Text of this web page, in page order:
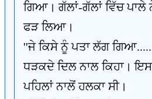
ਗਿਆ। ਗੱਲਾਂ-ਗੱਲਾਂ ਵਿੱਚ ਪਾਲੇ
ਫੜ ਲਿਆ।
''ਜੇ ਕਿਸੇ ਨੂੰ ਪਤਾ ਲੱਗ
ਧੜਕਦੇ ਦਿਲ ਨਾਲ ਕਿਹਾ।
ਪਹਿਲਾਂ ਨਾਲੋਂ ਹਲਕਾ ਸੀ।